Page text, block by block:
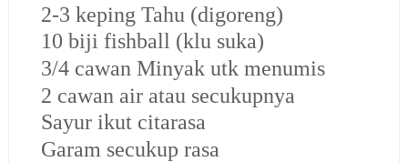
2-3 keping Tahu (digoreng)
10 biji fishball (klu suka)
3/4 cawan Minyak utk menumis
2 cawan air atau secukupnya
Sayur ikut citarasa
Garam secukup rasa